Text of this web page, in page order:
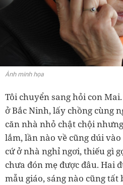
Ảnh minh họa
Tôi chuyển sang hỏi con
ở Bắc Ninh, lấy chồng cùng
căn nhà nhỏ chật chội
lắm, lần nào về cũng dúi
cứ ở nhà nghỉ ngơi, thiếu gì
chưa đón mẹ được đâu. Hai
mẫu giáo, sáng nào cũng tất